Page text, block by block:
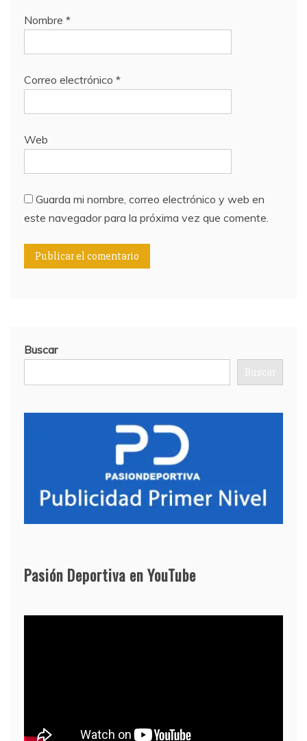
Nombre *
Correo electrónico *
Web
Guarda mi nombre, correo electrónico y web en
este navegador para la próxima vez que comente.
Buscar
Buscar
Pasión Deportiva en YouTube